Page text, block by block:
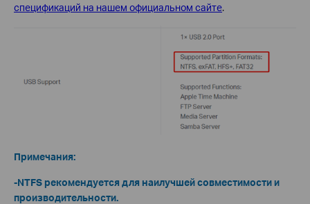
спецификаций на нашем официальном сайте.
Примечания:
-NTFS рекомендуется для наилучшей совместимости и
производительности.